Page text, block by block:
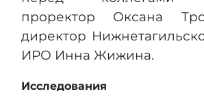
проректор Оксана
директор
ИРО Инна Жижина.
Исследования